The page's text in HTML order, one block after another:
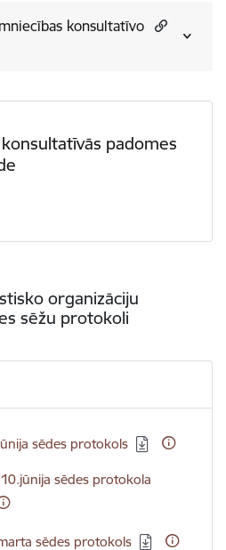
konsultatīvo
padomes
organizāciju
sēžu protokoli
sēdes protokols
sēdes protokola
sēdes protokols